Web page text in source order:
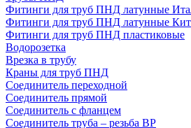
Фитинги для труб ПНД латунные
Фитинги для труб ПНД латунные
Фитинги для труб ПНД пластиковые
Водорозетка
Врезка в трубу
Краны для труб ПНД
Соединитель переходной
Соединитель прямой
Соединитель с фланцем
Соединитель труба – резьба ВР